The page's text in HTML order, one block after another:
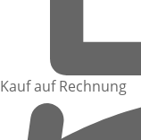
Kauf auf Rechnung